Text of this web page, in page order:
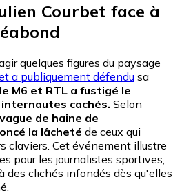
Courbet face à
quelques figures du paysage
a publiquement défendu sa
M6 et RTL a fustigé le
cachés. Selon
vague de haine de
la lâcheté de ceux qui
claviers. Cet événement illustre
pour les journalistes sportives,
des clichés infondés dès qu'elles